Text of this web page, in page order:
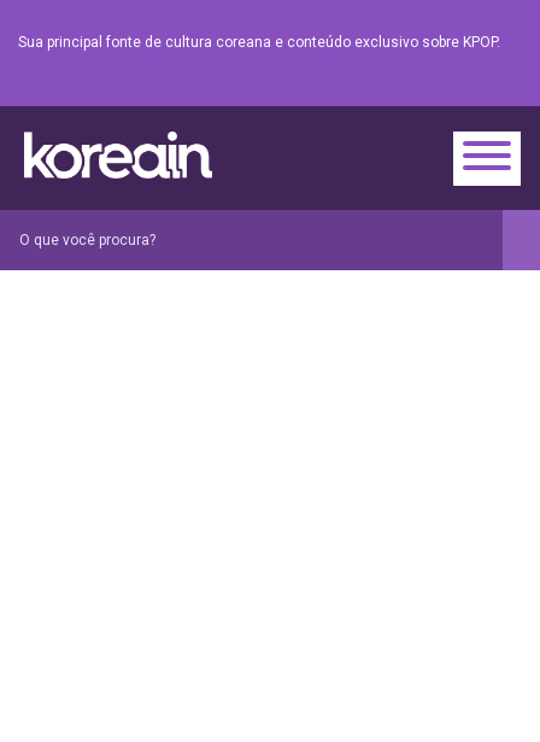
Sua principal fonte de cultura coreana e conteúdo exclusivo sobre KPOP.